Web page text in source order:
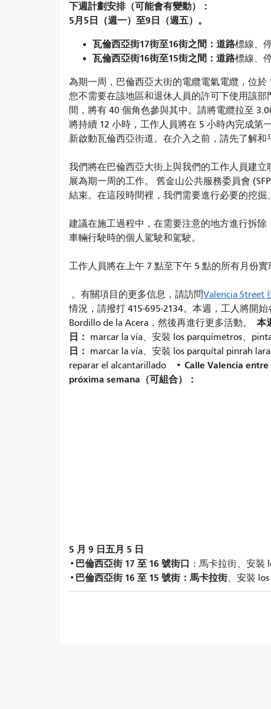
下週計劃安排（可能會有變動）：
5月5日（週一）至9日（週五）。
瓦倫西亞街17街至16街之間：道路標線、
瓦倫西亞街16街至15街之間：道路標線、
為期一周，巴倫西亞大街的電纜電氣電纜，位於
您不需要在該地區和退休人員的許可下使用該
間，將有 40 個角色參與其中。請將電纜拉至
將持續 12 小時，工作人員將在 5 小時內完成第
新啟動瓦倫西亞街道。在介入之前，請先了解和
我們將在巴倫西亞大街上與我們的工作人員建
展為期一周的工作。 舊金山公共服務委員會
結束。在這段時間裡，我們需要進行必要的挖掘
建議在施工過程中，在需要注意的地方進行拆
車輛行駛時的個人駕駛和駕駛。
工作人員將在上午 7 點至下午 5 點的所有月份實
。有關項目的更多信息，請訪問Valencia Street
情況，請撥打 415-695-2134。 本週，工人將開始
Bordillo de la Acera，然後再進行更多活動。 本
日：
marcar la vía、安裝 los parquímetros、
日：
marcar la vía、安裝 los parquítal pinrah
reparar el alcantarillado
• Calle Valencia entre
próxima semana（可組合）：
5 月 9 日五月 5 日
• 巴倫西亞街 17 至 16 號街口
：馬卡拉街、安
• 巴倫西亞街 16 至 15 號街：馬卡拉街、安裝